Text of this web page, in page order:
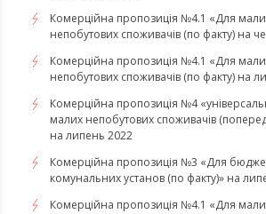
Комерційна пропозиція №4.1 «Для
непобутових споживачів (по факту) на
Комерційна пропозиція №4.1 «Для
непобутових споживачів (по факту) на
Комерційна пропозиція №4
малих непобутових споживачів
на липень 2022
Комерційна пропозиція №3 «Для
комунальних установ (по факту)» на
Комерційна пропозиція №4.1 «Для